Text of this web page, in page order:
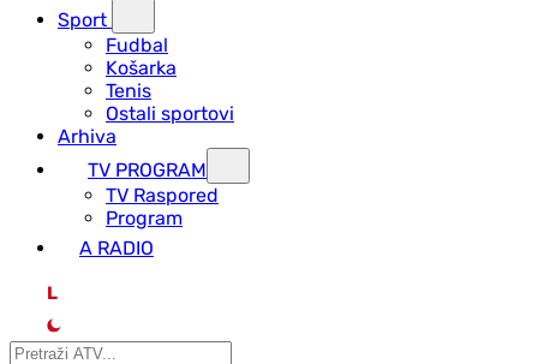
Sport
Fudbal
Košarka
Tenis
Ostali sportovi
Arhiva
TV PROGRAM
ТV Raspored
Program
A RADIO
L